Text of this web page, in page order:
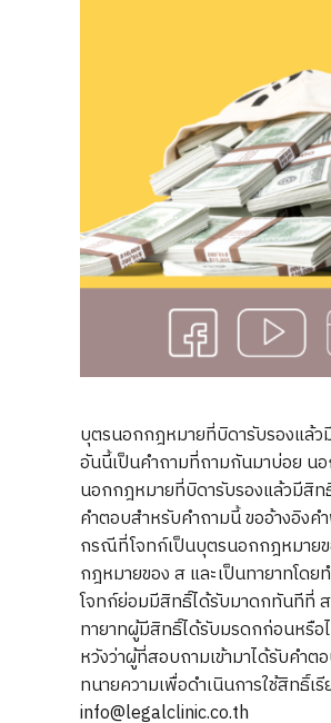
บุตรนอกกฎหมายที่บิดารับรองแล้
อันนี้เป็นคำถามที่ถามกันมาบ่อย น
นอกกฎหมายที่บิดารับรองแล้วมีสิ
คำตอบสำหรับคำถามนี้ ขออ้างอิง
กรณีที่โจทก์เป็นบุตรนอกกฎหมาย
กฎหมายของ ส และเป็นทายาทโ
โจทก์ย่อมมีสิทธิ์ได้รับมาดกทันทีที่ ส
ทายาทผู้มีสิทธิ์ได้รับมรดกก่อนหรือ
หวังว่าผู้ที่สอบถามเข้ามาได้รับคำ
ทนายความเพื่อดำเนินการใช้สิท
info@legalclinic.co.th